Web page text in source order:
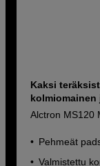
Kaksi
kolmiomainen
Alctron MS120
Pehmeät
Valmistettu